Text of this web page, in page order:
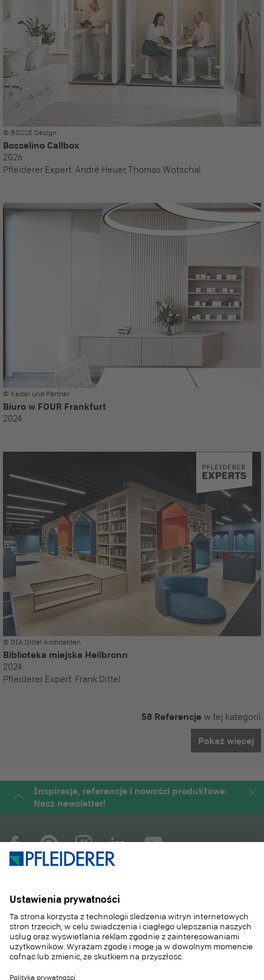
© BOSSE Design
Bosselino Callbox
2026
Pfleiderer Expert: André Heuer, Thomas Wotschal
© Kedar und Partner
Biuro w FOUR Frankfurt
2024
© DIA Dittel Architekten
Biblioteka miejska Heilbronn
2024
Pfleiderer Expert: Frank Dittel
58 Referencje w tej kategorii
Pokaż więcej
Inspiracje, referencje i nowości produktowe:
Nasz newsletter!
PRODUKTY
ZASTOSOWANIA
SUSTAINABILITY
CAREER
KONTAKT